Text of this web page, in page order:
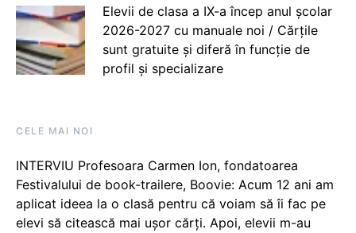
Elevii de clasa a IX-a încep anul școlar
2026-2027 cu manuale noi / Cărțile
sunt gratuite și diferă în funcție de
profil și specializare
CELE MAI NOI
INTERVIU Profesoara Carmen Ion, fondatoarea
Festivalului de book-trailere, Boovie: Acum 12 ani am
aplicat ideea la o clasă pentru că voiam să îi fac pe
elevi să citească mai ușor cărți. Apoi, elevii m-au